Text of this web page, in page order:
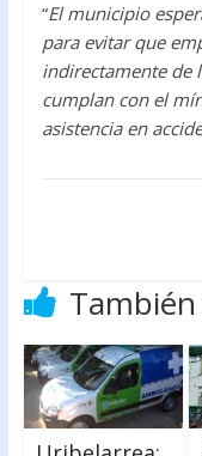
“El municipio
para evitar que
indirectamente de
cumplan con el
asistencia en